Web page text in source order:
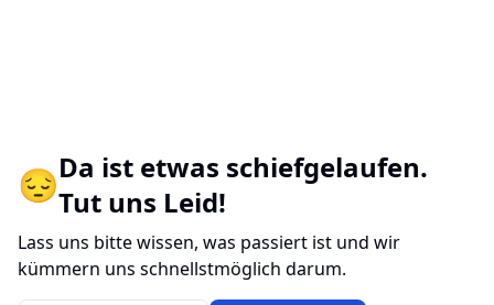
😔Da ist etwas schiefgelaufen.
Tut uns Leid!
Lass uns bitte wissen, was passiert ist und wir
kümmern uns schnellstmöglich darum.